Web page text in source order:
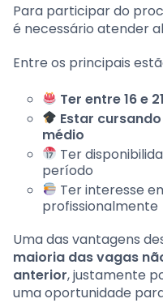
Para participar do
é necessário atender
Entre os principais
Ter entre 16 e
Estar
médio
Ter
período
Ter interesse
profissionalmente
Uma das vantagens
maioria das vagas
anterior, justamente
uma oportunidade